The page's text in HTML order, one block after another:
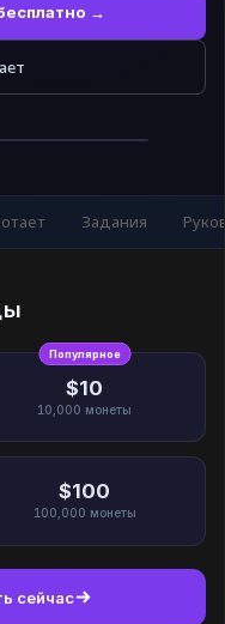
→
Задания
Популярное
$10
10,000 монеты
$100
100,000 монеты
сейчас